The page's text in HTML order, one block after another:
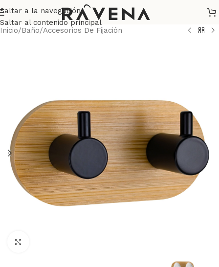
Saltar a la navegación
Saltar al contenido principal
Inicio/Baño/Accesorios De Fijación